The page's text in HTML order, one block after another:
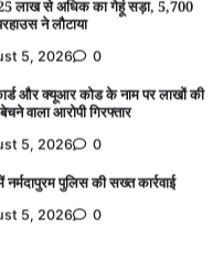
5, 2026 0
और क्यूआर कोड के नाम पर लाखों की
वाला आरोपी गिरफ्तार
5, 2026 0
पुलिस की सख्त कार्रवाई
5, 2026 0
पुलिस की लगातार सख्ती